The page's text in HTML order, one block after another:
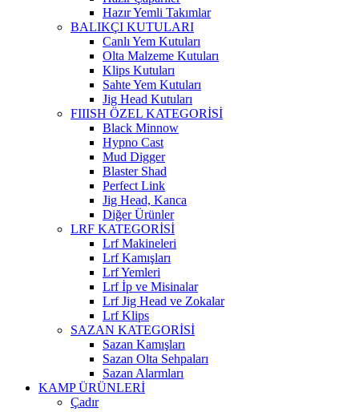
Hazır Yemli Takımlar
BALIKÇI KUTULARI
Canlı Yem Kutuları
Olta Malzeme Kutuları
Klips Kutuları
Sahte Yem Kutuları
Jig Head Kutuları
FIIISH ÖZEL KATEGORİSİ
Black Minnow
Hypno Cast
Mud Digger
Blaster Shad
Perfect Link
Jig Head, Kanca
Diğer Ürünler
LRF KATEGORİSİ
Lrf Makineleri
Lrf Kamışları
Lrf Yemleri
Lrf İp ve Misinalar
Lrf Jig Head ve Zokalar
Lrf Klips
SAZAN KATEGORİSİ
Sazan Kamışları
Sazan Olta Sehpaları
Sazan Alarmları
KAMP ÜRÜNLERİ
Çadır